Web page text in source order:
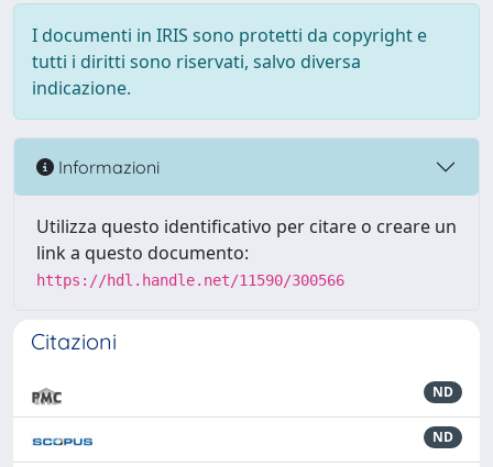
I documenti in IRIS sono protetti da copyright e
tutti i diritti sono riservati, salvo diversa
indicazione.
Informazioni
Utilizza questo identificativo per citare o creare un
link a questo documento:
https://hdl.handle.net/11590/300566
Citazioni
ND
ND